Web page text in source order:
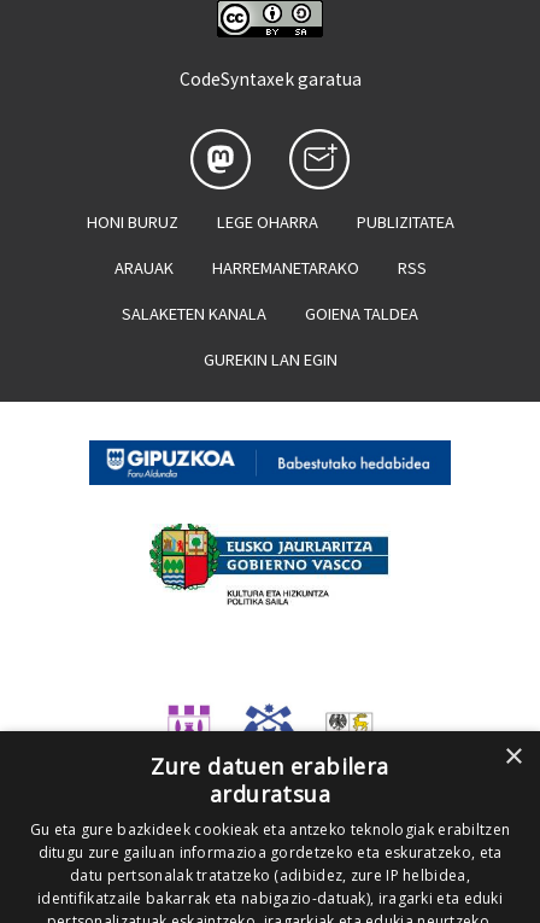
CodeSyntaxek garatua
HONI BURUZ LEGE OHARRA PUBLIZITATEA
ARAUAK HARREMANETARAKO RSS
SALAKETEN KANALA GOIENA TALDEA
GUREKIN LAN EGIN
×
Zure datuen erabilera
arduratsua
Gu eta gure bazkideek cookieak eta antzeko teknologiak erabiltzen
ditugu zure gailuan informazioa gordetzeko eta eskuratzeko, eta
datu pertsonalak tratatzeko (adibidez, zure IP helbidea,
identifikatzaile bakarrak eta nabigazio-datuak), iragarki eta eduki